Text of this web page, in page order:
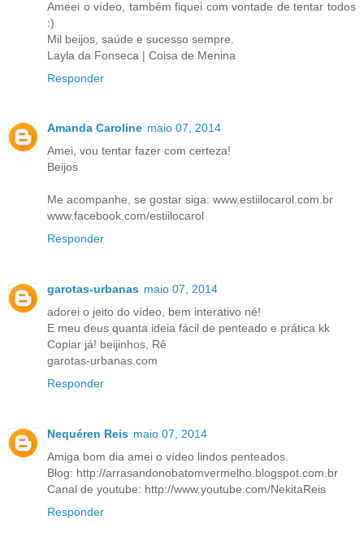
Ameei o vídeo, também fiquei com vontade de tentar todos
:)
Mil beijos, saúde e sucesso sempre.
Layla da Fonseca | Coisa de Menina
Responder
Amanda Caroline maio 07, 2014
Amei, vou tentar fazer com certeza!
Beijos
Me acompanhe, se gostar siga: www.estiilocarol.com.br
www.facebook.com/estiilocarol
Responder
garotas-urbanas maio 07, 2014
adorei o jeito do vídeo, bem interativo né!
E meu deus quanta ideia fácil de penteado e prática kk
Copiar já! beijinhos, Rê
garotas-urbanas.com
Responder
Nequéren Reis maio 07, 2014
Amiga bom dia amei o vídeo lindos penteados.
Blog: http://arrasandonobatomvermelho.blogspot.com.br
Canal de youtube: http://www.youtube.com/NekitaReis
Responder